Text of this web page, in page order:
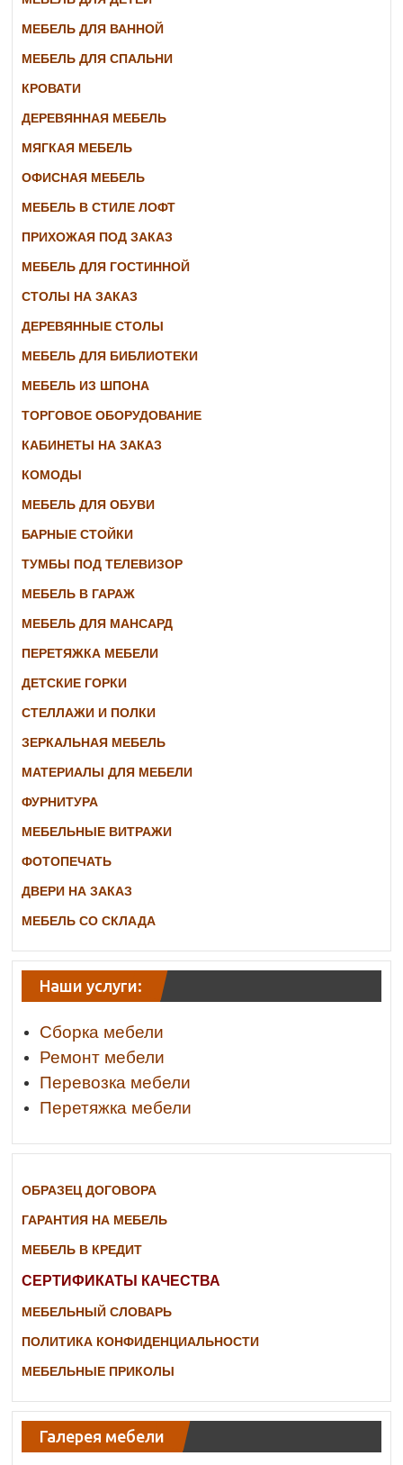
МЕБЕЛЬ ДЛЯ ВАННОЙ
МЕБЕЛЬ ДЛЯ СПАЛЬНИ
КРОВАТИ
ДЕРЕВЯННАЯ МЕБЕЛЬ
МЯГКАЯ МЕБЕЛЬ
ОФИСНАЯ МЕБЕЛЬ
МЕБЕЛЬ В СТИЛЕ ЛОФТ
ПРИХОЖАЯ ПОД ЗАКАЗ
МЕБЕЛЬ ДЛЯ ГОСТИННОЙ
СТОЛЫ НА ЗАКАЗ
ДЕРЕВЯННЫЕ СТОЛЫ
МЕБЕЛЬ ДЛЯ БИБЛИОТЕКИ
МЕБЕЛЬ ИЗ ШПОНА
ТОРГОВОЕ ОБОРУДОВАНИЕ
КАБИНЕТЫ НА ЗАКАЗ
КОМОДЫ
МЕБЕЛЬ ДЛЯ ОБУВИ
БАРНЫЕ СТОЙКИ
ТУМБЫ ПОД ТЕЛЕВИЗОР
МЕБЕЛЬ В ГАРАЖ
МЕБЕЛЬ ДЛЯ МАНСАРД
ПЕРЕТЯЖКА МЕБЕЛИ
ДЕТСКИЕ ГОРКИ
СТЕЛЛАЖИ И ПОЛКИ
ЗЕРКАЛЬНАЯ МЕБЕЛЬ
МАТЕРИАЛЫ ДЛЯ МЕБЕЛИ
ФУРНИТУРА
МЕБЕЛЬНЫЕ ВИТРАЖИ
ФОТОПЕЧАТЬ
ДВЕРИ НА ЗАКАЗ
МЕБЕЛЬ СО СКЛАДА
Наши услуги:
Сборка мебели
Ремонт мебели
Перевозка мебели
Перетяжка мебели
ОБРАЗЕЦ ДОГОВОРА
ГАРАНТИЯ НА МЕБЕЛЬ
МЕБЕЛЬ В КРЕДИТ
СЕРТИФИКАТЫ КАЧЕСТВА
МЕБЕЛЬНЫЙ СЛОВАРЬ
ПОЛИТИКА КОНФИДЕНЦИАЛЬНОСТИ
МЕБЕЛЬНЫЕ ПРИКОЛЫ
Галерея мебели